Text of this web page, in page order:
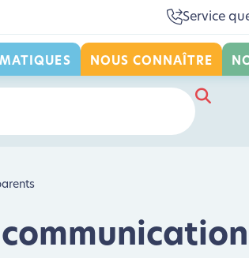
Service
NOUS CONNAÎTRE